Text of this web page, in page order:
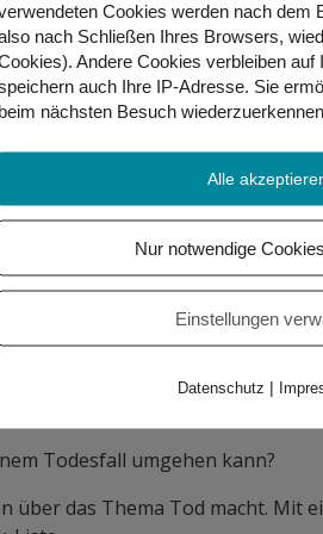
zu Besuch hier und haben
nutzen und ein paar Fragen
zur Inklusion und
an? Wer arbeitet hier?
uns um den gewünschten
Wie sind da eure
Wir als
Wir wollen auch die
Todesfall umgehen kann?
über das Thema Tod macht. Mit
Cookies werden nach dem
nach Schließen Ihres Browsers,
Andere Cookies verbleiben auf
auch Ihre IP-Adresse. Sie
beim nächsten Besuch
Alle
Nur notwendige
Einstellungen
Datenschutz |